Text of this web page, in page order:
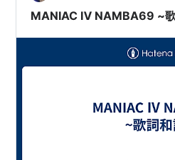
MANIAC Ⅳ NAMBA69 ~